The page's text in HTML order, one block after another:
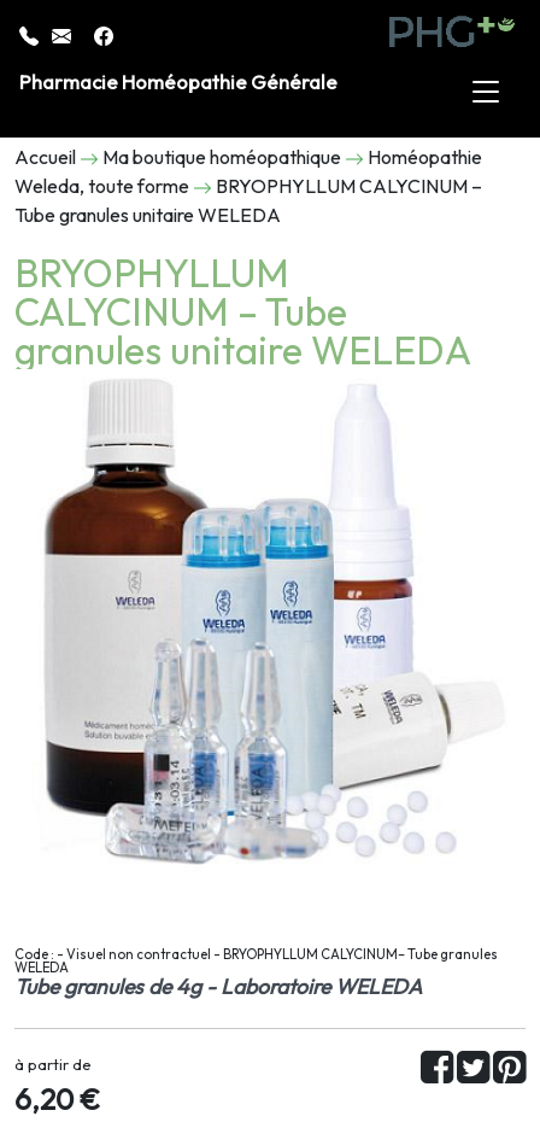
Pharmacie Homéopathie Générale
Accueil Ma boutique homéopathique
Homéopathie
Weleda, toute forme
BRYOPHYLLUM CALYCINUM –
Tube granules unitaire WELEDA
BRYOPHYLLUM
CALYCINUM – Tube
granules unitaire WELEDA
Code : - Visuel non contractuel - BRYOPHYLLUM CALYCINUM– Tube granules
WELEDA
Tube granules de 4g - Laboratoire WELEDA
à partir de
6,20 €